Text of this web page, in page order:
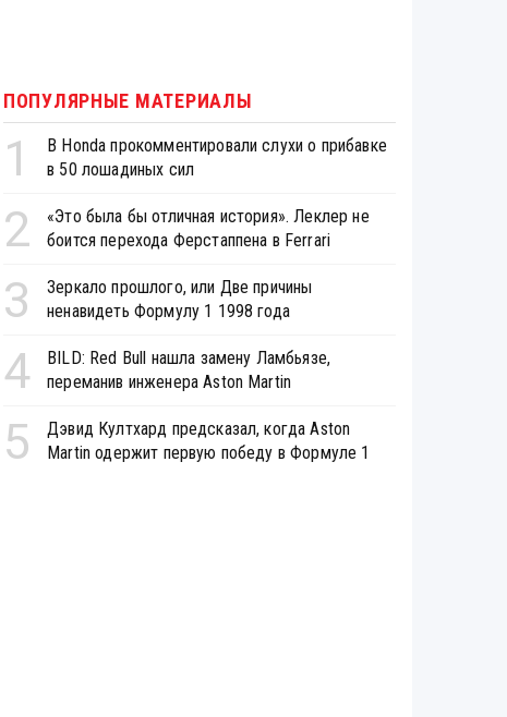
ПОПУЛЯРНЫЕ МАТЕРИАЛЫ
1
В Honda прокомментировали слухи о прибавке
в 50 лошадиных сил
2
«Это была бы отличная история». Леклер не
боится перехода Ферстаппена в Ferrari
3
Зеркало прошлого, или Две причины
ненавидеть Формулу 1 1998 года
4
BILD: Red Bull нашла замену Ламбьязе,
переманив инженера Aston Martin
5
Дэвид Култхард предсказал, когда Aston
Martin одержит первую победу в Формуле 1